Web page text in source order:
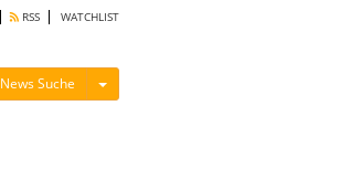
RSS WATCHLIST
News Suche Menü ein-/ausblenden